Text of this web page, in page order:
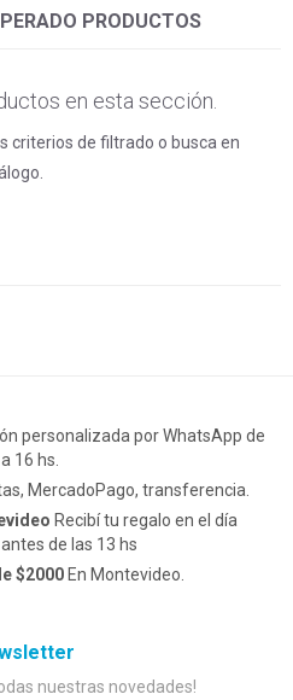
PRODUCTOS
en esta sección.
criterios de filtrado o busca en
personalizada por WhatsApp de
16 hs.
MercadoPago, transferencia.
Recibí tu regalo en el día
de las 13 hs
$2000En Montevideo.
nuestras novedades!